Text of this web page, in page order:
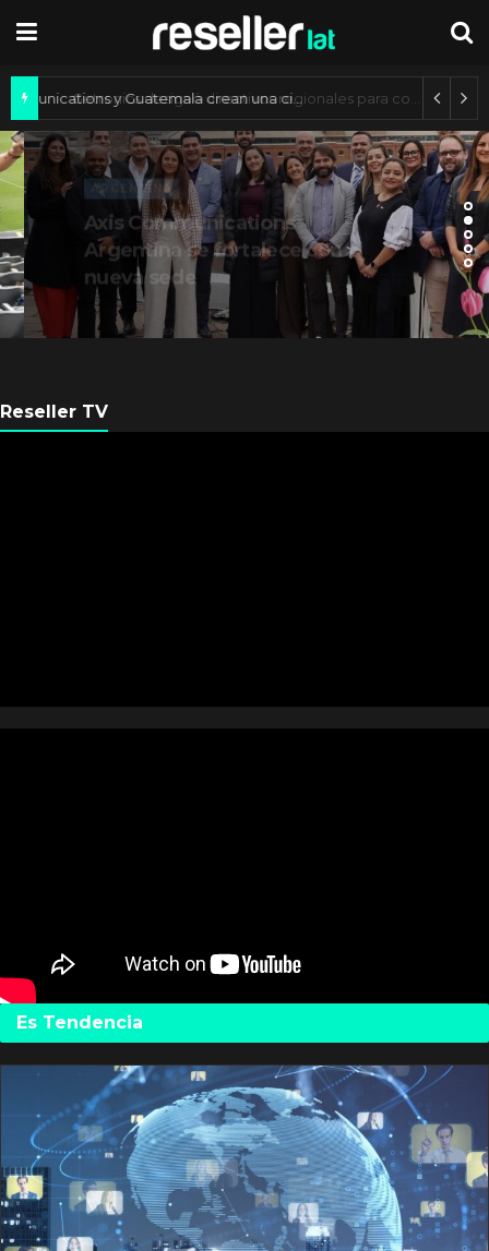
Axis Communications y Guatemala crean una ciudad inteligente
ARGENTINA
Axis Communications
Argentina se fortalece con
nueva sede
Reseller TV
Es Tendencia